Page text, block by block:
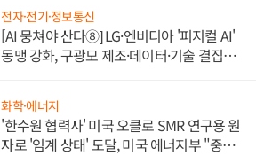
전자·전기·정보통신
[AI 뭉쳐야 산다⑧] LG·엔비디아 '피지컬 AI'
동맹 강화, 구광모 제조·데이터·기술 결집
화학·에너지
'한수원 협력사' 미국 오클로 SMR 연구용 원
자로 '임계 상태' 도달, 미국 에너지부 "중요